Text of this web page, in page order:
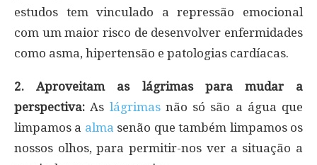
estudos tem vinculado a repressão emocional
com um maior risco de desenvolver enfermidades
como asma, hipertensão e patologias cardíacas.
2. Aproveitam as lágrimas para mudar a
perspectiva: As lágrimasnão só são a água que
limpamos a alma senão que também limpamos os
nossos olhos, para permitir-nos ver a situação a